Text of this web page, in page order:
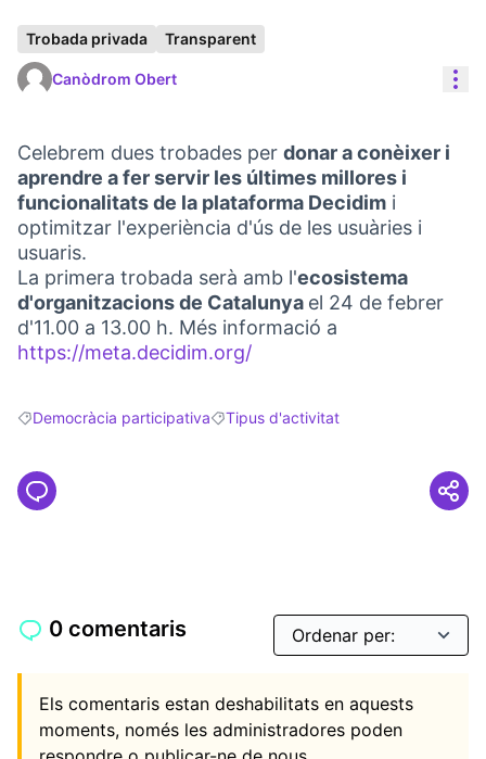
Trobada privada Transparent
Canòdrom Obert
Celebrem dues trobades per donar a conèixer i
aprendre a fer servir les últimes millores i
funcionalitats de la plataforma Decidim i
optimitzar l'experiència d'ús de les usuàries i
usuaris.
La primera trobada serà amb l'ecosistema
d'organitzacions de Catalunya el 24 de febrer
d'11.00 a 13.00 h. Més informació a
https://meta.decidim.org/
Resultats en filtrar per: Democràcia participativa
Democràcia participativaResultats en filtrar per: Tipus
Tipus d'activitat
0 comentaris
Els comentaris estan deshabilitats en aquests
moments, només les administradores poden